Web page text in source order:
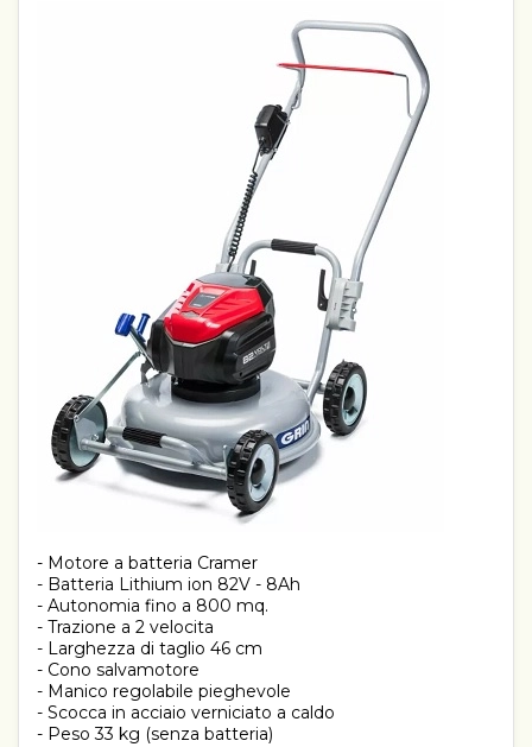
- Motore a batteria Cramer
- Batteria Lithium ion 82V - 8Ah
- Autonomia fino a 800 mq.
- Trazione a 2 velocita
- Larghezza di taglio 46 cm
- Cono salvamotore
- Manico regolabile pieghevole
- Scocca in acciaio verniciato a caldo
- Peso 33 kg (senza batteria)